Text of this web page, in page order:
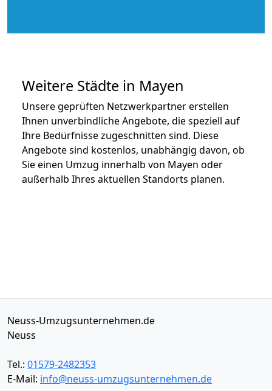
Weitere Städte in Mayen
Unsere geprüften Netzwerkpartner erstellen
Ihnen unverbindliche Angebote, die speziell auf
Ihre Bedürfnisse zugeschnitten sind. Diese
Angebote sind kostenlos, unabhängig davon, ob
Sie einen Umzug innerhalb von Mayen oder
außerhalb Ihres aktuellen Standorts planen.
Neuss-Umzugsunternehmen.de
Neuss
Tel.: 01579-2482353
E-Mail: info@neuss-umzugsunternehmen.de